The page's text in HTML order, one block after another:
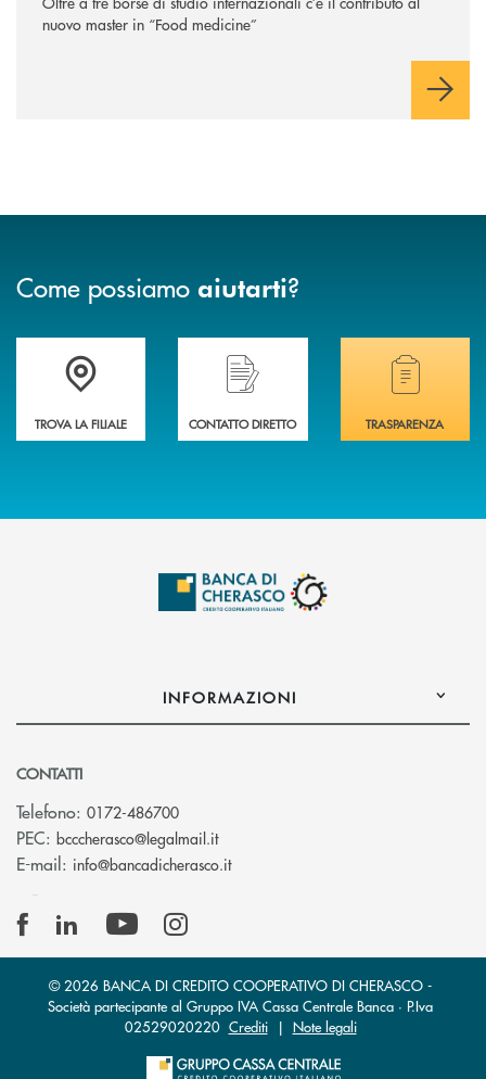
nuovo master in “Food medicine”
Come possiamo aiutarti?
Accedi all' elenco completo delle filiali .
TROVA LA FILIALE
Hai bisogno di assistenza immediata?
CONTATTO DIRETTO
Hai bisogno di
TRASPARENZA
INFORMAZIONI
CONTATTI
Telefono: 0172-486700
PEC: bcccherasco@legalmail.it(si apre l’app di posta elettronica)
E-mail: info@bancadicherasco.it(si apre l’app di posta elettronica)
© 2026 BANCA DI CREDITO COOPERATIVO DI CHERASCO -
Società partecipante al Gruppo IVA Cassa Centrale Banca · P.Iva
02529020220 Crediti| Note legali